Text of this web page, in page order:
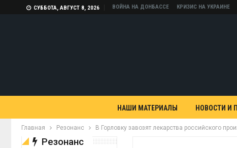
СУББОТА, АВГУСТ 8, 2026 ВОЙНА НА ДОНБАССЕ КРИЗИС НА УКРАИНЕ
НАШИ МАТЕРИАЛЫ НОВОСТИ И
Главная Резонанс В Горловку завозят лекарства российского
Резонанс